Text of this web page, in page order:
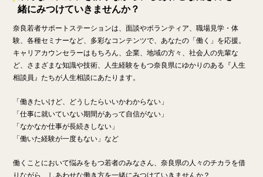
緒にみつけていきませんか？
奈良若者サポートステーションは、面談やボランティア、職場見学・体
験、各種セミナーなど、多彩なコンテンツで、あなたの「働く」を応援。
キャリアカウンセラーはもちろん、企業、地域の方々、社会人の先輩な
ど、さまざまな知識や技術、人生経験をもつ奈良県にゆかりのある『人生
相談員』たちが人生相談にあたります。
「働きたいけど、どうしたらいいかわからない」
「仕事に就いていない期間があって自信がない」
「なかなか仕事が長続きしない」
「働いた経験が一度もない」など
働くことにおいて悩みをもつ若者のみなさん、奈良県の人々のチカラを借
りながら、しあわせな働き方を一緒にみつけていきませんか？